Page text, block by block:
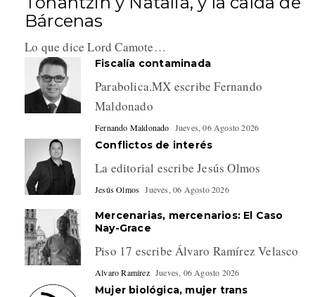
Bárcenas
Lo que dice Lord Camote…
Fiscalía contaminada
Parabolica.MX escribe Fernando
Maldonado
Fernando Maldonado Jueves, 06 Agosto 2026
Conflictos de interés
La editorial escribe Jesús Olmos
Jesús Olmos Jueves, 06 Agosto 2026
Mercenarias, mercenarios: El Caso
Nay-Grace
Piso 17 escribe Álvaro Ramírez Velasco
Alvaro Ramírez Jueves, 06 Agosto 2026
Mujer biológica, mujer trans